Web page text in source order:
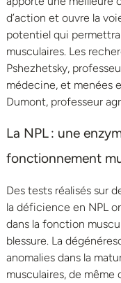
d’action et ouvre la
potentiel qui
musculaires. Les
Pshezhetsky,
médecine, et menées
Dumont, professeur
La NPL : une
fonctionnement
Des tests réalisés sur
la déficience en NPL
dans la fonction
blessure. La
anomalies dans la
musculaires, de